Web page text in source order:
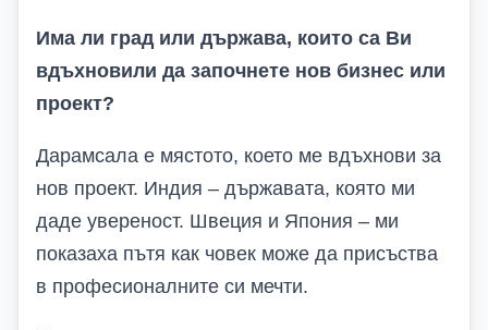
Има ли град или държава, които са Ви
вдъхновили да започнете нов бизнес или
проект?
Дарамсала е мястото, което ме вдъхнови за
нов проект. Индия – държавата, която ми
даде увереност. Швеция и Япония – ми
показаха пътя как човек може да присъства
в професионалните си мечти.